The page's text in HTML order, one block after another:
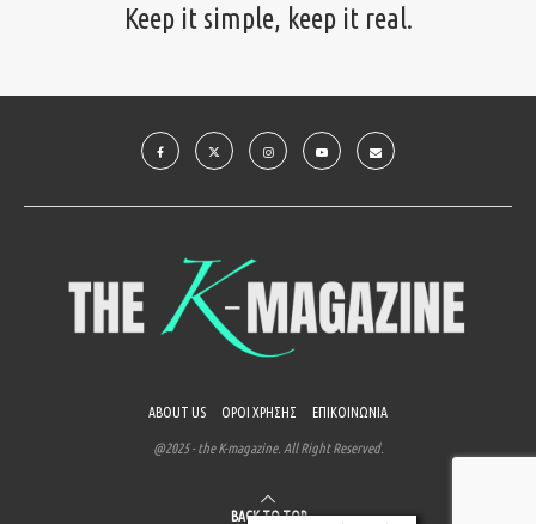
Keep it simple, keep it real.
ABOUT US ΟΡΟΙ ΧΡΗΣΗΣ ΕΠΙΚΟΙΝΩΝΙΑ
@2025 - the K-magazine. All Right Reserved.
BACK TO TOP